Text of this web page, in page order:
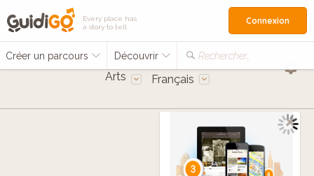
Every place has
a story to tell
Créer un parcours Découvrir Rechercher…
Connexion
Arts Français